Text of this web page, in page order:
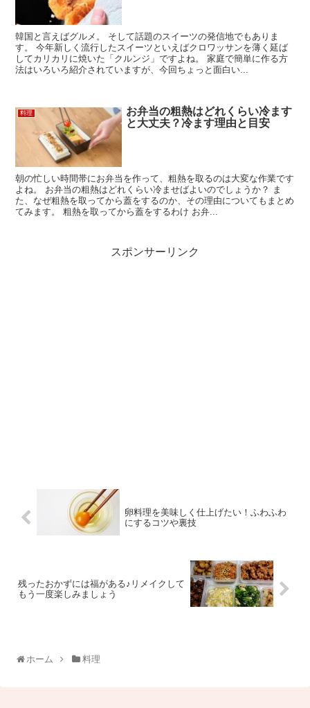
韓国と言えばグルメ。 そして話題のスイーツの発信地でもありま
す。 今年新しく流行したスイーツといえばクロワッサンを薄く延ば
してカリカリに焼いた「クルンジ」ですよね。 家庭で簡単に作る方
法はいろいろ紹介されていますが、今回ちょっと面白い...
料理
お弁当の粗熱はどれくらい冷ます
と大丈夫？冷ます理由と目安
朝の忙しい時間帯にお弁当を作って、粗熱を取るのは大変な作業です
よね。 お弁当の粗熱はどれくらい冷ませばよいのでしょうか？ ま
た、なぜ粗熱を取ってから蓋をするのか、その理由についてもまとめ
てみます。 粗熱を取ってから蓋をするわけ お弁...
スポンサーリンク
卵料理を美味しく仕上げたい！ふわふわ
にするコツや裏技
残ったおかずには福がある♪リメイクして
もう一度楽しみましょう
ホーム 料理